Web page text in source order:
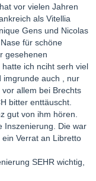
vor vielen Jahren
als Vitellia
Gens und Nicolas
für schöne
gesehenen
ich nciht serh viel
imgrunde auch , nur
allem bei Brechts
bitter enttäuscht.
gut von ihm hören.
Inszenierung. Die war
Verrat an Libretto
SEHR wichtig,